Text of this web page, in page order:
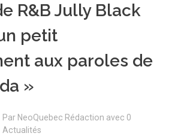
R&B Jully Black
petit
aux paroles de
»
Par NeoQuebec Rédaction avec 0
Actualités